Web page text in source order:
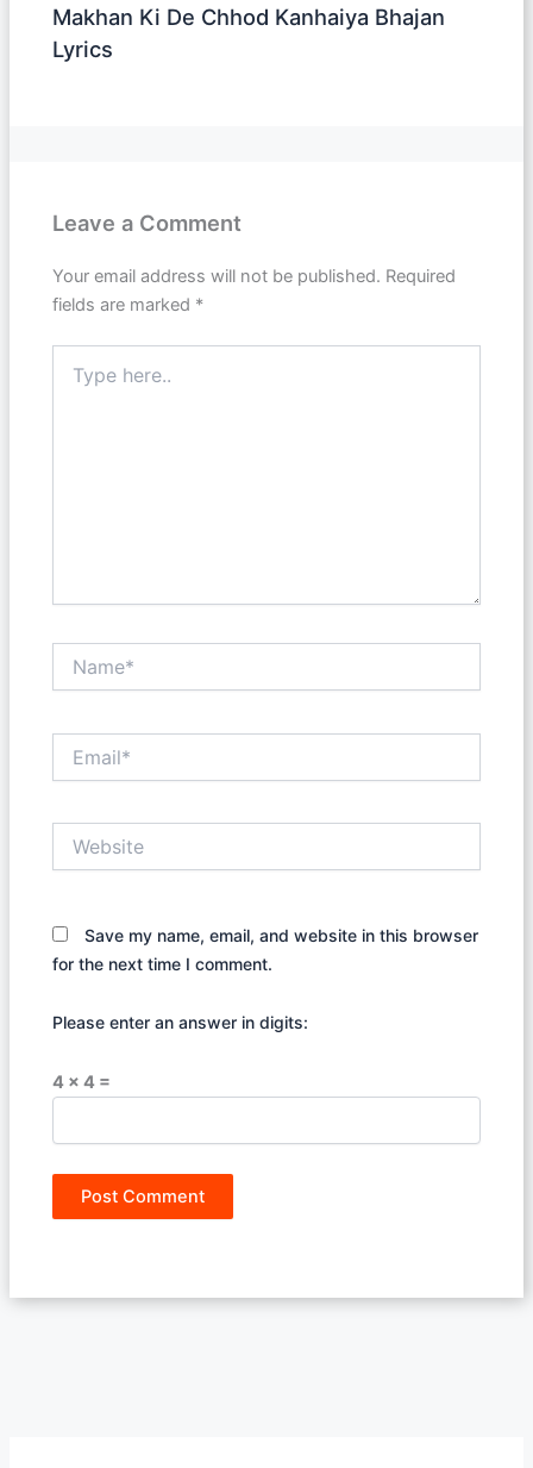
Makhan Ki De Chhod Kanhaiya Bhajan
Lyrics
Leave a Comment
Your email address will not be published. Required
fields are marked *
here..
Save my name, email, and website in this browser
for the next time I comment.
Please enter an answer in digits:
4 × 4 =